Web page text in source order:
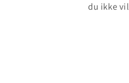
du ikke